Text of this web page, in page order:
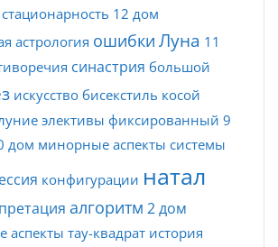
стационарность 12 дом
астрология ошибки Луна 11
синастрия большой
искусство бисекстиль косой
элективы фиксированный 9
дом минорные аспекты системы
конфигурации натал
алгоритм 2 дом
аспекты тау-квадрат история